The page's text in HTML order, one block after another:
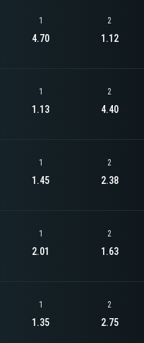
1
4.70
2
1.12
1
1.13
2
4.40
1
1.45
2
2.38
1
2.01
2
1.63
1
1.35
2
2.75